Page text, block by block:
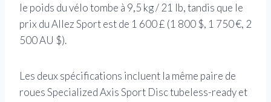
le poids du vélo tombe à 9,5 kg / 21 lb, tandis que le
prix du Allez Sport est de 1 600 £ (1 800 $, 1 750 €, 2
500 AU $).
Les deux spécifications incluent la même paire de
roues Specialized Axis Sport Disc tubeless-ready et